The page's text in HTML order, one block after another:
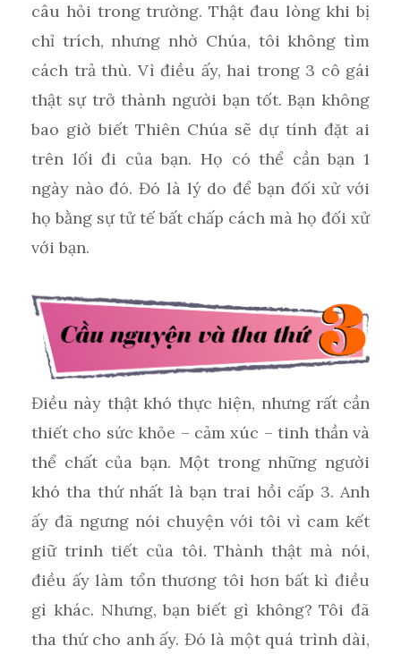
câu hỏi trong trường. Thật đau lòng khi bị
chỉ trích, nhưng nhờ Chúa, tôi không tìm
cách trả thù. Vì điều ấy, hai trong 3 cô gái
thật sự trở thành người bạn tốt. Bạn không
bao giờ biết Thiên Chúa sẽ dự tính đặt ai
trên lối đi của bạn. Họ có thể cần bạn 1
ngày nào đó. Đó là lý do để bạn đối xử với
họ bằng sự tử tế bất chấp cách mà họ đối xử
với bạn.
Điều này thật khó thực hiện, nhưng rất cần
thiết cho sức khỏe – cảm xúc – tinh thần và
thể chất của bạn. Một trong những người
khó tha thứ nhất là bạn trai hồi cấp 3. Anh
ấy đã ngưng nói chuyện với tôi vì cam kết
giữ trinh tiết của tôi. Thành thật mà nói,
điều ấy làm tổn thương tôi hơn bất kì điều
gì khác. Nhưng, bạn biết gì không? Tôi đã
tha thứ cho anh ấy. Đó là một quá trình dài,